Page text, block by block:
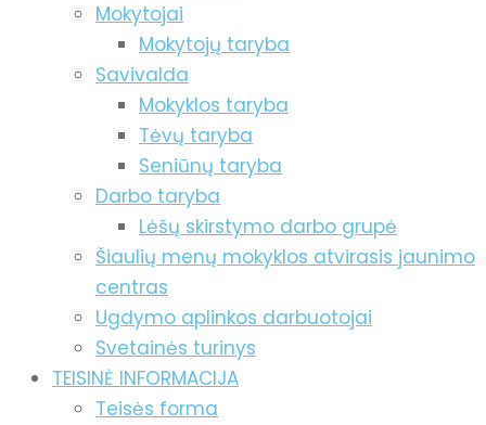
Mokytojai
Mokytojų taryba
Savivalda
Mokyklos taryba
Tėvų taryba
Seniūnų taryba
Darbo taryba
Lėšų skirstymo darbo grupė
Šiaulių menų mokyklos atvirasis jaunimo
centras
Ugdymo aplinkos darbuotojai
Svetainės turinys
TEISINĖ INFORMACIJA
Teisės forma